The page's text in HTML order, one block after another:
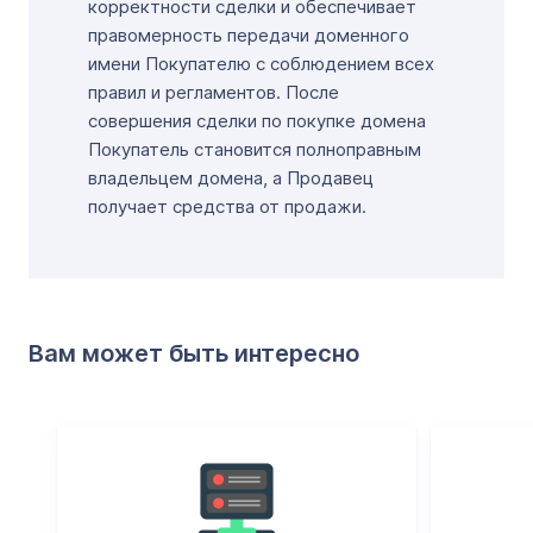
корректности сделки и обеспечивает
правомерность передачи доменного
имени Покупателю с соблюдением всех
правил и регламентов. После
совершения сделки по покупке домена
Покупатель становится полноправным
владельцем домена, а Продавец
получает средства от продажи.
Вам может быть интересно